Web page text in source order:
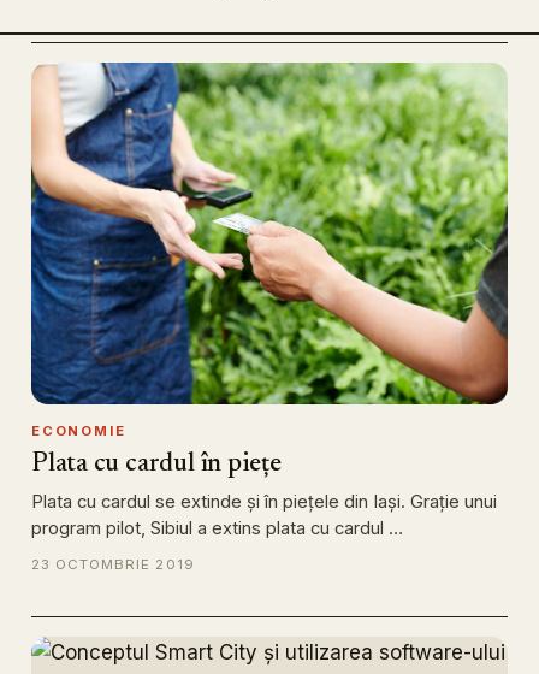
ECONOMIE
Plata cu cardul în piețe
Plata cu cardul se extinde și în piețele din Iași. Grație unui
program pilot, Sibiul a extins plata cu cardul …
23 OCTOMBRIE 2019